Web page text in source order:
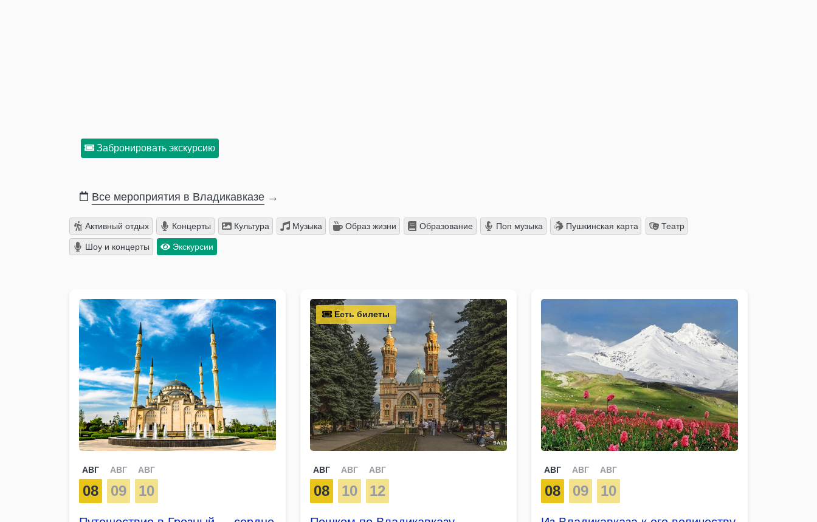
Забронировать экскурсию
Все мероприятия в Владикавказе →
Активный отдых Концерты Культура Музыка Образ жизни Образование Поп музыка Пушкинская карта Театр
Шоу и концерты Экскурсии
АВГ
08
АВГ
09
АВГ
10
Есть билеты
АВГ
08
АВГ
10
АВГ
12
АВГ
08
АВГ
09
АВГ
10